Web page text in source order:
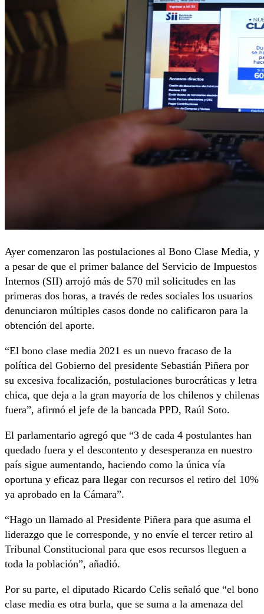
Ayer comenzaron las postulaciones al Bono Clase Media, y
a pesar de que el primer balance del Servicio de Impuestos
Internos (SII) arrojó más de 570 mil solicitudes en las
primeras dos horas, a través de redes sociales los usuarios
denunciaron múltiples casos donde no calificaron para la
obtención del aporte.
“El bono clase media 2021 es un nuevo fracaso de la
política del Gobierno del presidente Sebastián Piñera por
su excesiva focalización, postulaciones burocráticas y letra
chica, que deja a la gran mayoría de los chilenos y chilenas
fuera”, afirmó el jefe de la bancada PPD, Raúl Soto.
El parlamentario agregó que “3 de cada 4 postulantes han
quedado fuera y el descontento y desesperanza en nuestro
país sigue aumentando, haciendo como la única vía
oportuna y eficaz para llegar con recursos el retiro del 10%
ya aprobado en la Cámara”.
“Hago un llamado al Presidente Piñera para que asuma el
liderazgo que le corresponde, y no envíe el tercer retiro al
Tribunal Constitucional para que esos recursos lleguen a
toda la población”, añadió.
Por su parte, el diputado Ricardo Celis señaló que “el bono
clase media es otra burla, que se suma a la amenaza del